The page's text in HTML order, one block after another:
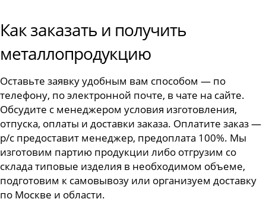
Как заказать и получить
металлопродукцию
Оставьте заявку удобным вам способом — по
телефону, по электронной почте, в чате на сайте.
Обсудите с менеджером условия изготовления,
отпуска, оплаты и доставки заказа. Оплатите заказ —
р/с предоставит менеджер, предоплата 100%. Мы
изготовим партию продукции либо отгрузим со
склада типовые изделия в необходимом объеме,
подготовим к самовывозу или организуем доставку
по Москве и области.